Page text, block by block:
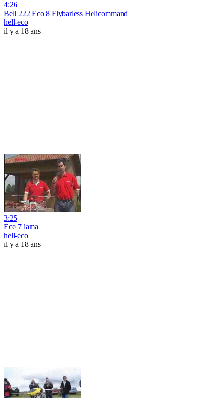
4:26
Bell 222 Eco 8 Flybarless Helicommand
hell-eco
il y a 18 ans
3:25
Eco 7 lama
hell-eco
il y a 18 ans